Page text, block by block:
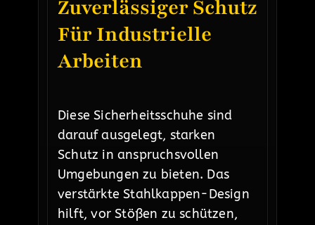
Zuverlässiger Schutz
Für Industrielle
Arbeiten
Diese Sicherheitsschuhe sind
darauf ausgelegt, starken
Schutz in anspruchsvollen
Umgebungen zu bieten. Das
verstärkte Stahlkappen-Design
hilft, vor Stößen zu schützen,